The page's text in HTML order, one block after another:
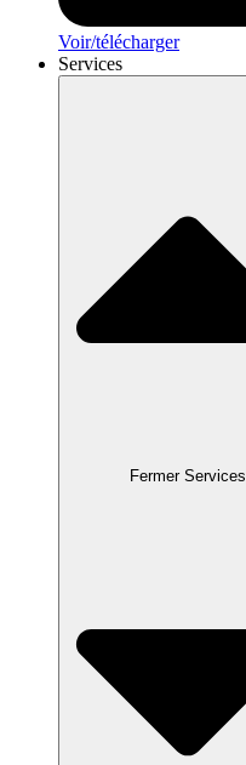
Voir/télécharger
Services
Fermer Services